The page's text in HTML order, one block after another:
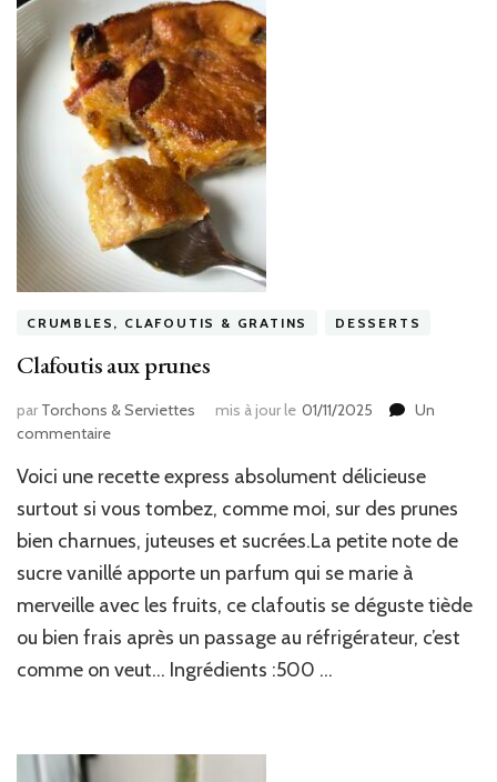
CRUMBLES, CLAFOUTIS & GRATINS DESSERTS
Clafoutis aux prunes
par Torchons & Serviettes mis à jour le 01/11/2025
Un
commentairesur
aux
prunes
Voici une recette express absolument délicieuse
surtout si vous tombez, comme moi, sur des prunes
bien charnues, juteuses et sucrées.La petite note de
sucre vanillé apporte un parfum qui se marie à
merveille avec les fruits, ce clafoutis se déguste tiède
ou bien frais après un passage au réfrigérateur, c’est
comme on veut… Ingrédients :500 …